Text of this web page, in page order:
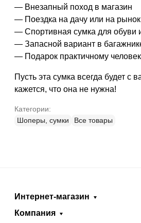
— Внезапный поход в магазин
— Поездка на дачу или на рынок
— Спортивная сумка для обуви
— Запасной вариант в
— Подарок практичному
Пусть эта сумка всегда будет с
кажется, что она не нужна!
Категории:
Шоперы, сумки
Все товары
Интернет-магазин
Компания